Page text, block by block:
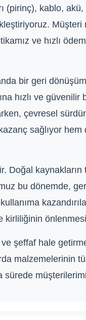
(pirinç), kablo,
ve hızlı
bir geri
hızlı ve
çevresel
sağlıyor hem
Doğal kaynakların
bu dönemde,
kirliliğinin
şeffaf hale
malzemelerinin
sürede